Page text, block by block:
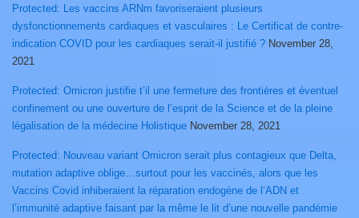
Protected: Les vaccins ARNm favoriseraient plusieurs
dysfonctionnements cardiaques et vasculaires : Le Certificat de contre-
indication COVID pour les cardiaques serait-il justifié ? November 28,
2021
Protected: Omicron justifie t’il une fermeture des frontières et éventuel
confinement ou une ouverture de l’esprit de la Science et de la pleine
légalisation de la médecine Holistique November 28, 2021
Protected: Nouveau variant Omicron serait plus contagieux que Delta,
mutation adaptive oblige…surtout pour les vaccinés, alors que les
Vaccins Covid inhiberaient la réparation endogène de l’ADN et
l’immunité adaptive faisant par la même le lit d’une nouvelle pandémie